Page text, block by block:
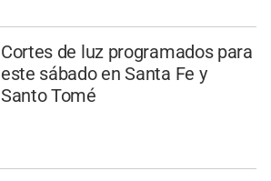
Cortes de luz programados para
este sábado en Santa Fe y
Santo Tomé